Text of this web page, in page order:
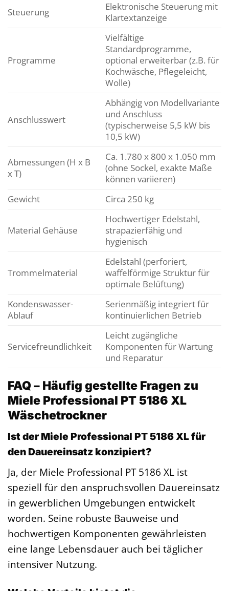
Steuerung
Elektronische Steuerung mit
Klartextanzeige
Programme
Vielfältige
Standardprogramme,
optional erweiterbar (z.B. für
Kochwäsche, Pflegeleicht,
Wolle)
Anschlusswert
Abhängig von Modellvariante
und Anschluss
(typischerweise 5,5 kW bis
10,5 kW)
Abmessungen (H x B
x T)
Ca. 1.780 x 800 x 1.050 mm
(ohne Sockel, exakte Maße
können variieren)
Gewicht
Circa 250 kg
Material Gehäuse
Hochwertiger Edelstahl,
strapazierfähig und
hygienisch
Trommelmaterial
Edelstahl (perforiert,
waffelförmige Struktur für
optimale Belüftung)
Kondenswasser-
Ablauf
Serienmäßig integriert für
kontinuierlichen Betrieb
Servicefreundlichkeit
Leicht zugängliche
Komponenten für Wartung
und Reparatur
FAQ – Häufig gestellte Fragen zu
Miele Professional PT 5186 XL
Wäschetrockner
Ist der Miele Professional PT 5186 XL für
den Dauereinsatz konzipiert?
Ja, der Miele Professional PT 5186 XL ist
speziell für den anspruchsvollen Dauereinsatz
in gewerblichen Umgebungen entwickelt
worden. Seine robuste Bauweise und
hochwertigen Komponenten gewährleisten
eine lange Lebensdauer auch bei täglicher
intensiver Nutzung.